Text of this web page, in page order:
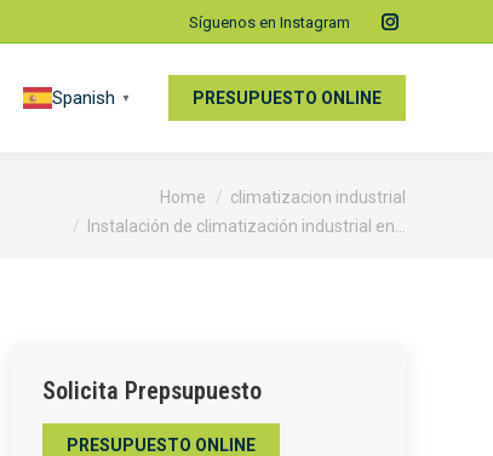
Síguenos en Instagram
Instagram
window
Spanish ▼ PRESUPUESTO ONLINE
Home
climatizacion industrial
Instalación de climatización industrial en…
Solicita Prepsupuesto
PRESUPUESTO ONLINE